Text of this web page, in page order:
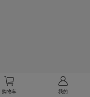
购物车 我的